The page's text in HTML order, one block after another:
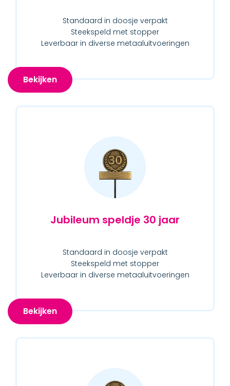
Standaard in doosje verpakt
Steekspeld met stopper
Leverbaar in diverse metaaluitvoeringen
Bekijken
Jubileum speldje 30 jaar
Standaard in doosje verpakt
Steekspeld met stopper
Leverbaar in diverse metaaluitvoeringen
Bekijken